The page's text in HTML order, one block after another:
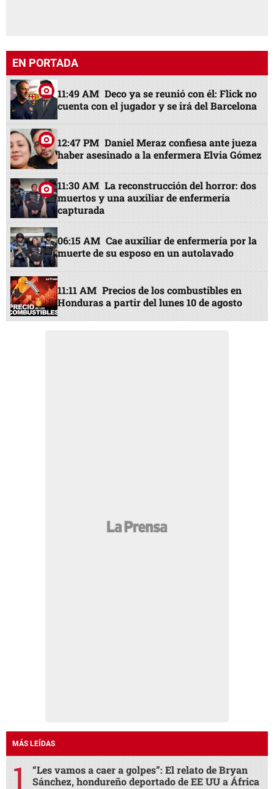
EN PORTADA
11:49 AM Deco ya se reunió con él: Flick no
cuenta con el jugador y se irá del Barcelona
12:47 PM Daniel Meraz confiesa ante jueza
haber asesinado a la enfermera Elvia Gómez
11:30 AM La reconstrucción del horror: dos
muertos y una auxiliar de enfermería
capturada
06:15 AM Cae auxiliar de enfermería por la
muerte de su esposo en un autolavado
11:11 AM Precios de los combustibles en
Honduras a partir del lunes 10 de agosto
MÁS LEÍDAS
“Les vamos a caer a golpes”: El relato de Bryan
Sánchez, hondureño deportado de EE UU a África